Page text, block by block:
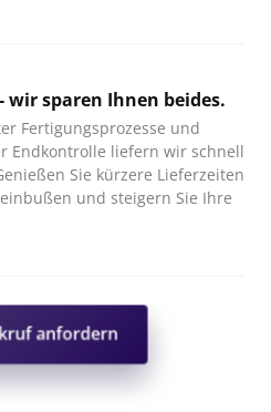
wir sparen Ihnen beides.
Fertigungsprozesse und
Endkontrolle liefern wir schnell
Sie kürzere Lieferzeiten
und steigern Sie Ihre
anfordern